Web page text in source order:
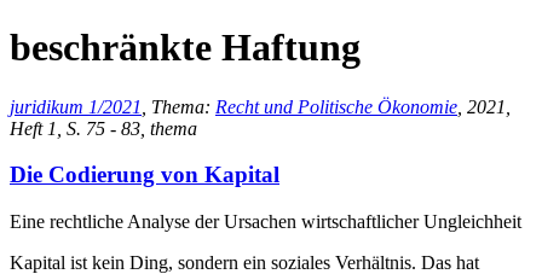
beschränkte Haftung
juridikum 1/2021 , Thema: Recht und Politische Ökonomie , 2021,
Heft 1, S. 75 - 83, thema
Die Codierung von Kapital
Eine rechtliche Analyse der Ursachen wirtschaftlicher Ungleichheit
Kapital ist kein Ding, sondern ein soziales Verhältnis. Das hat